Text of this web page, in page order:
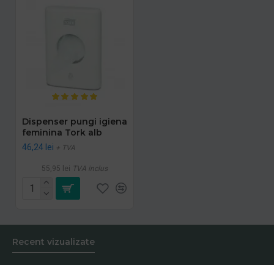
Dispenser pungi igiena
feminina Tork alb
46,24 lei + TVA
55,95 lei TVA inclus
Recent vizualizate